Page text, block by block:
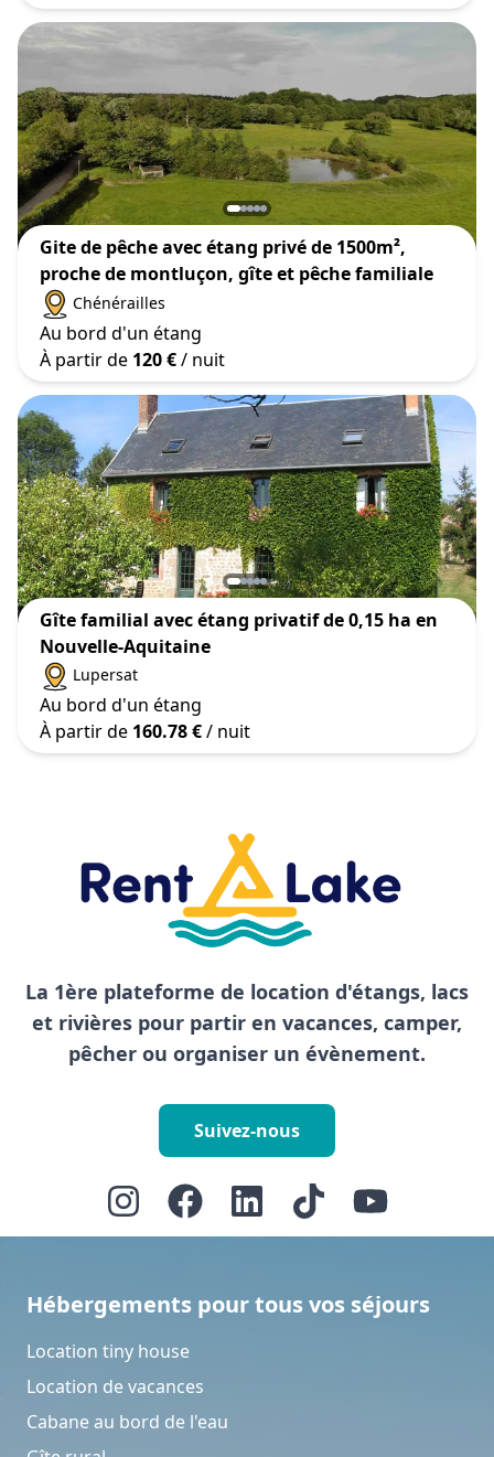
Gite de pêche avec étang privé de 1500m²,
proche de montluçon, gîte et pêche familiale
Chénérailles
Au bord d'un étang
À partir de 120 €/ nuit
Gîte familial avec étang privatif de 0,15 ha en
Nouvelle-Aquitaine
Lupersat
Au bord d'un étang
À partir de 160.78 €/ nuit
La 1ère plateforme de location d'étangs, lacs
et rivières pour partir en vacances, camper,
pêcher ou organiser un évènement.
Suivez-nous
Hébergements pour tous vos séjours
Location tiny house
Location de vacances
Cabane au bord de l'eau